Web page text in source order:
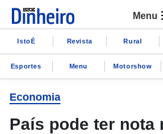
Menu
IstoÉ Revista Rural
Esportes Menu Motorshow
Economia
País pode ter nota